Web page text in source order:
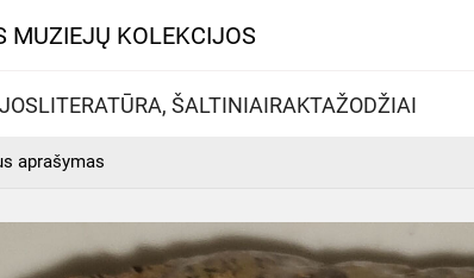
MUZIEJŲ KOLEKCIJOS
LITERATŪRA, ŠALTINIAIRAKTAŽODŽIAI
aprašymas